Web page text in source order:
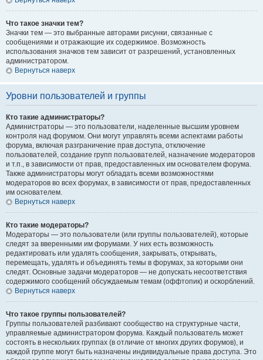
Что такое значки тем?
Значки тем — это выбранные авторами рисунки, связанные с
сообщениями и отражающие их содержимое. Возможность
использования значков тем зависит от разрешений, установленных
администратором.
Вернуться наверх
Уровни пользователей и группы
Кто такие администраторы?
Администраторы — это пользователи, наделенные высшим уровнем
контроля над форумом. Они могут управлять всеми аспектами работы
форума, включая разграничение прав доступа, отключение
пользователей, создание групп пользователей, назначение модераторов
и т.п., в зависимости от прав, предоставленных им основателем форума.
Также администраторы могут обладать всеми возможностями
модераторов во всех форумах, в зависимости от прав, предоставленных
им основателем.
Вернуться наверх
Кто такие модераторы?
Модераторы — это пользователи (или группы пользователей), которые
следят за вверенными им форумами. У них есть возможность
редактировать или удалять сообщения, закрывать, открывать,
перемещать, удалять и объединять темы в форумах, за которыми они
следят. Основные задачи модераторов — не допускать несоответствия
содержимого сообщений обсуждаемым темам (оффтопик) и оскорблений.
Вернуться наверх
Что такое группы пользователей?
Группы пользователей разбивают сообщество на структурные части,
управляемые администратором форума. Каждый пользователь может
состоять в нескольких группах (в отличие от многих других форумов), и
каждой группе могут быть назначены индивидуальные права доступа. Это